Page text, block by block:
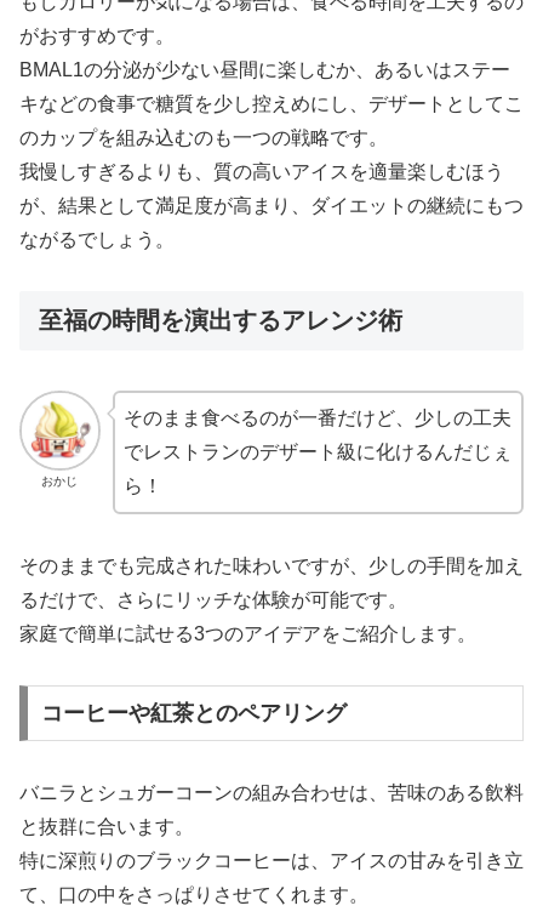
がおすすめです。
BMAL1の分泌が少ない昼間に楽しむか、あるいはステー
キなどの食事で糖質を少し控えめにし、デザートとしてこ
のカップを組み込むのも一つの戦略です。
我慢しすぎるよりも、質の高いアイスを適量楽しむほう
が、結果として満足度が高まり、ダイエットの継続にもつ
ながるでしょう。
至福の時間を演出するアレンジ術
おかじ
そのまま食べるのが一番だけど、少しの工夫
でレストランのデザート級に化けるんだじぇ
ら！
そのままでも完成された味わいですが、少しの手間を加え
るだけで、さらにリッチな体験が可能です。
家庭で簡単に試せる3つのアイデアをご紹介します。
コーヒーや紅茶とのペアリング
バニラとシュガーコーンの組み合わせは、苦味のある飲料
と抜群に合います。
特に深煎りのブラックコーヒーは、アイスの甘みを引き立
て、口の中をさっぱりさせてくれます。